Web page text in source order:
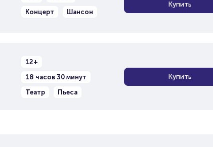
Концерт
Шансон
Купить
12+
18 часов 30 минут
Театр
Пьеса
Купить